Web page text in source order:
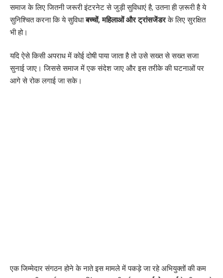
समाज के लिए जितनी जरूरी इंटरनेट से जुड़ी सुविधाएं है, उतना ही ज़रूरी है ये
सुनिश्चित करना कि ये सुविधाबच्चों, महिलाओं और ट्रांसजेंडरके लिए सुरक्षित
भी हो।
यदि ऐसे किसी अपराध में कोई दोषी पाया जाता है तो उसे सख्त से सख्त सजा
सुनाई जाए। जिससे समाज में एक संदेश जाए और इस तरीके की घटनाओं पर
आगे से रोक लगाई जा सके।
एक जिम्मेदार संगठन होने के नाते इस मामले में पकड़े जा रहे अभियुक्तों की कम